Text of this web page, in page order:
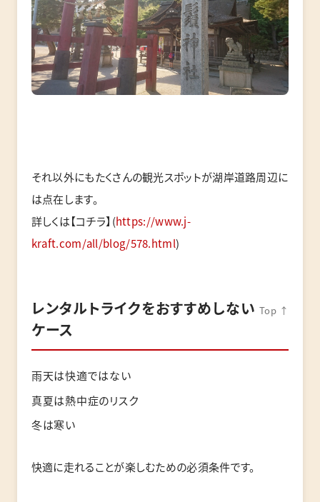
それ以外にもたくさんの観光スポットが湖岸道路周辺に
は点在します。
詳しくは【コチラ】(https://www.j-
kraft.com/all/blog/578.html)
レンタルトライクをおすすめしない
ケース
Top ↑
雨天は快適ではない
真夏は熱中症のリスク
冬は寒い
快適に走れることが楽しむための必須条件です。